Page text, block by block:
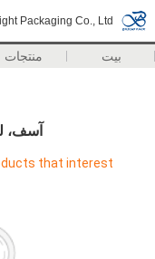
Packaging Co., Ltd.
بيت منتجات
آسف،
that interest